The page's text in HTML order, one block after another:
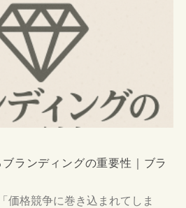
ランディングの重要性｜ブラ
価格競争に巻き込まれてしま